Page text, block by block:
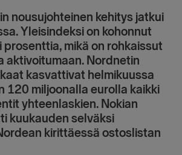
nousujohteinen kehitys jatkui
Yleisindeksi on kohonnut
prosenttia, mikä on rohkaissut
aktivoitumaan. Nordnetin
kasvattivat helmikuussa
120 miljoonalla eurolla kaikki
yhteenlaskien. Nokian
kuukauden selväksi
kirittäessä ostoslistan